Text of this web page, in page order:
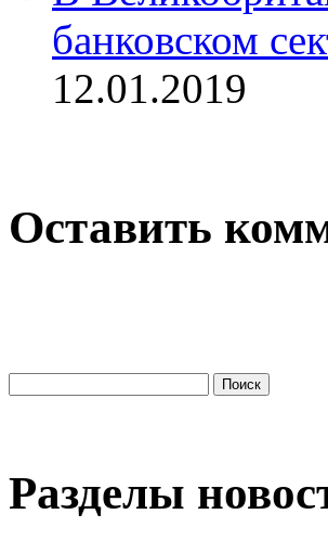
банковском
12.01.2019
Оставить
Разделы